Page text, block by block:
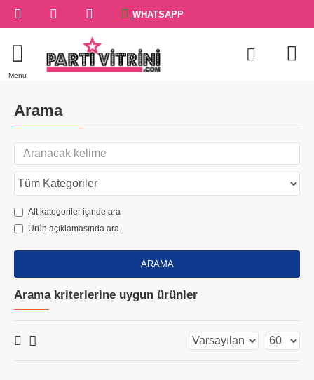
WHATSAPP
Arama
Alt kategoriler içinde ara
Ürün açıklamasında ara.
ARAMA
Arama kriterlerine uygun ürünler